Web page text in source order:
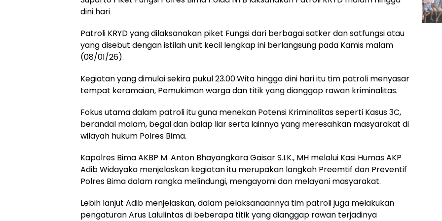
dini hari
Patroli KRYD yang dilaksanakan piket Fungsi dari berbagai satker dan satfungsi atau
yang disebut dengan istilah unit kecil lengkap ini berlangsung pada Kamis malam
(08/01/26).
Kegiatan yang dimulai sekira pukul 23.00.Wita hingga dini hari itu tim patroli menyasar
tempat keramaian, Pemukiman warga dan titik yang dianggap rawan kriminalitas.
Fokus utama dalam patroli itu guna menekan Potensi Kriminalitas seperti Kasus 3C,
berandal malam, begal dan balap liar serta lainnya yang meresahkan masyarakat di
wilayah hukum Polres Bima.
Kapolres Bima AKBP M. Anton Bhayangkara Gaisar S.I.K., MH melalui Kasi Humas AKP
Adib Widayaka menjelaskan kegiatan itu merupakan langkah Preemtif dan Preventif
Polres Bima dalam rangka melindungi, mengayomi dan melayani masyarakat.
Lebih lanjut Adib menjelaskan, dalam pelaksanaannya tim patroli juga melakukan
pengaturan Arus Lalulintas di beberapa titik yang dianggap rawan terjadinya